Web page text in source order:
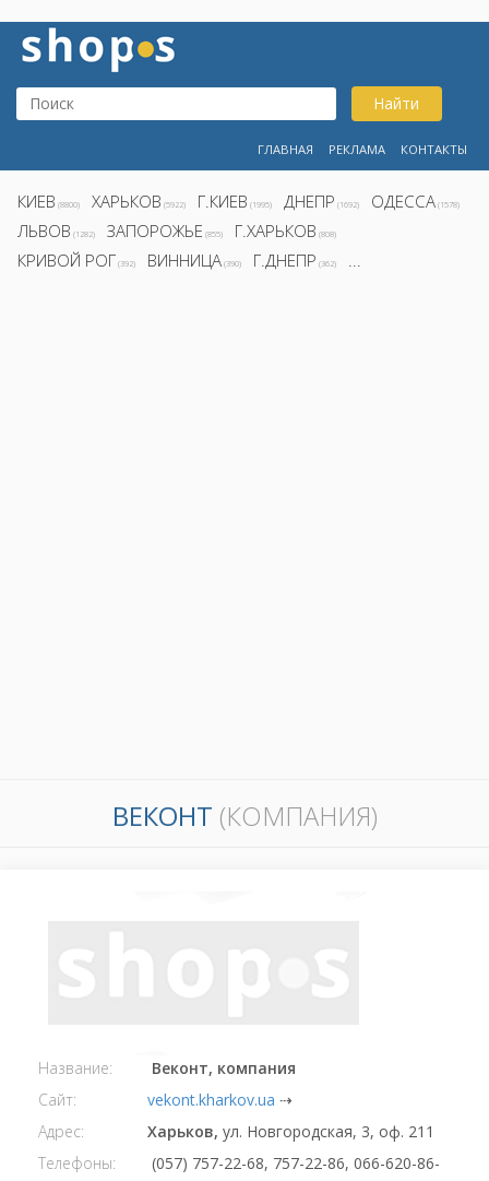
Найти
ГЛАВНАЯ РЕКЛАМА КОНТАКТЫ
КИЕВ (8800) ХАРЬКОВ (5922) Г.КИЕВ (1995) ДНЕПР (1692) ОДЕССА (1578)
ЛЬВОВ (1282) ЗАПОРОЖЬЕ (855) Г.ХАРЬКОВ (808)
КРИВОЙ РОГ (392) ВИННИЦА (390) Г.ДНЕПР (362) ...
ВЕКОНТ (КОМПАНИЯ)
Название:
Веконт, компания
Сайт:
vekont.kharkov.ua ⇢
Адрес:
Харьков, ул. Новгородская, 3, оф. 211
Телефоны:
(057) 757-22-68, 757-22-86, 066-620-86-